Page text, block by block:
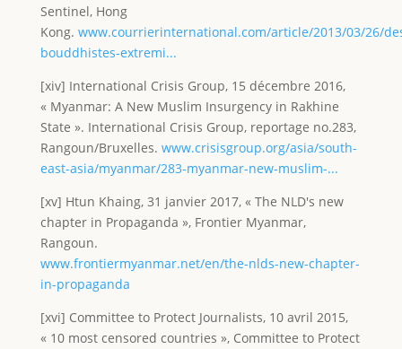
Sentinel, Hong
Kong. www.courrierinternational.com/article/2013/03/26/
bouddhistes-extremi...
[xiv] International Crisis Group, 15 décembre 2016,
« Myanmar: A New Muslim Insurgency in Rakhine
State ». International Crisis Group, reportage no.283,
Rangoun/Bruxelles. www.crisisgroup.org/asia/south-
east-asia/myanmar/283-myanmar-new-muslim-...
[xv] Htun Khaing, 31 janvier 2017, « The NLD's new
chapter in Propaganda », Frontier Myanmar,
Rangoun.
www.frontiermyanmar.net/en/the-nlds-new-chapter-
in-propaganda
[xvi] Committee to Protect Journalists, 10 avril 2015,
« 10 most censored countries », Committee to Protect